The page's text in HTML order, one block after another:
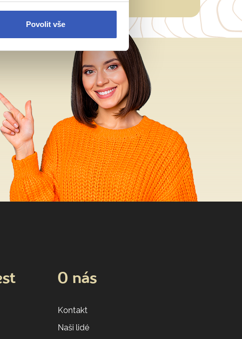
Povolit vše
O nás
Kontakt
Naši lidé